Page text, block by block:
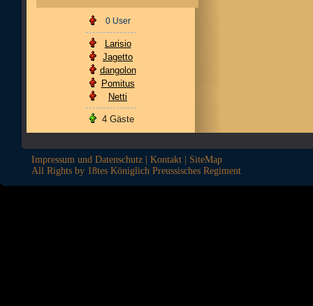
0 User
Larisio
Jagetto
dangolon
Pomitus
Netti
4 Gäste
Impressum und Datenschutz Kontakt
SiteMap
All Rights by 18tes Königlich Preussisches Regiment